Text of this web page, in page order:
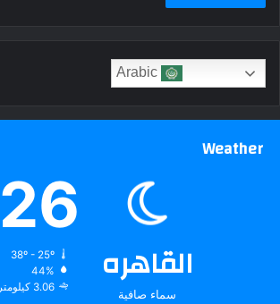
Weather
القاهره
سماء صافية
26
38º - 25º
44%
3.06 كيلومتر/ساعة